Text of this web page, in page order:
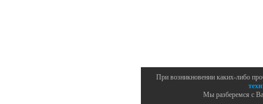
При возникновении каких-либо
Мы разберемся с